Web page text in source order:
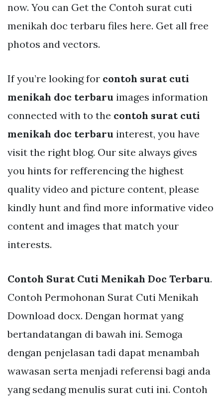
now. You can Get the Contoh surat cuti
menikah doc terbaru files here. Get all free
photos and vectors.
If you’re looking for contoh surat cuti
menikah doc terbaru images information
connected with to the contoh surat cuti
menikah doc terbaru interest, you have
visit the right blog. Our site always gives
you hints for refferencing the highest
quality video and picture content, please
kindly hunt and find more informative video
content and images that match your
interests.
Contoh Surat Cuti Menikah Doc Terbaru.
Contoh Permohonan Surat Cuti Menikah
Download docx. Dengan hormat yang
bertandatangan di bawah ini. Semoga
dengan penjelasan tadi dapat menambah
wawasan serta menjadi referensi bagi anda
yang sedang menulis surat cuti ini. Contoh